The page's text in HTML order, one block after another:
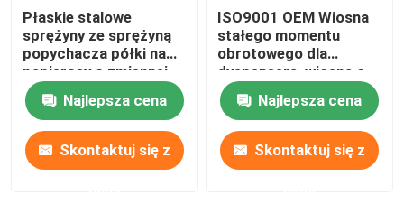
Płaskie stalowe
sprężyny ze sprężyną
popychacza półki na
papierosy o zmiennej
sile do dozownika
Najlepsza cena
Skontaktuj się z
ISO9001 OEM Wiosna
stałego momentu
obrotowego dla
dyspensera, wiosna o
stałej sile
Najlepsza cena
Skontaktuj się z